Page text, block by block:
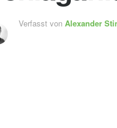
Verfasst von Alexander